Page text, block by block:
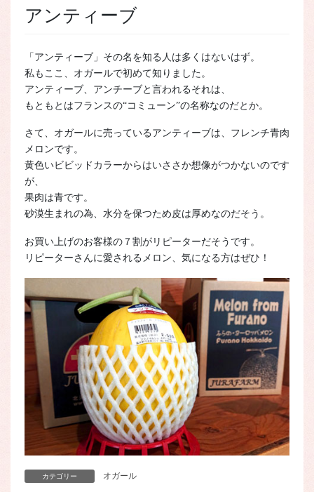
アンティーブ
「アンティーブ」その名を知る人は多くはないはず。
私もここ、オガールで初めて知りました。
アンティーブ、アンチーブと言われるそれは、
もともとはフランスの“コミューン”の名称なのだとか。
さて、オガールに売っているアンティーブは、フレンチ青肉
メロンです。
黄色いビビッドカラーからはいささか想像がつかないのです
が、
果肉は青です。
砂漠生まれの為、水分を保つため皮は厚めなのだそう。
お買い上げのお客様の７割がリピーターだそうです。
リピーターさんに愛されるメロン、気になる方はぜひ！
カテゴリー オガール